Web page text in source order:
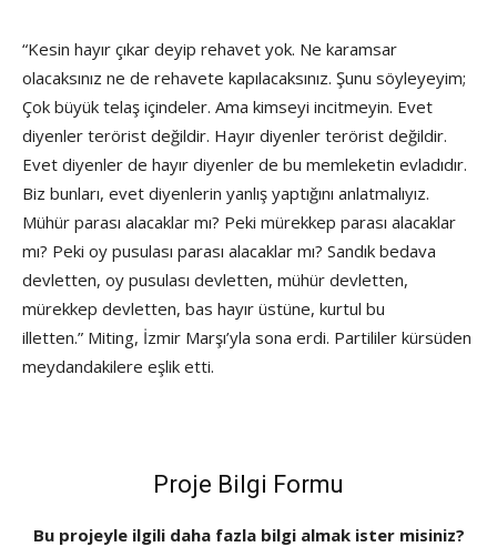
“Kesin hayır çıkar deyip rehavet yok. Ne karamsar
olacaksınız ne de rehavete kapılacaksınız. Şunu söyleyeyim;
Çok büyük telaş içindeler. Ama kimseyi incitmeyin. Evet
diyenler terörist değildir. Hayır diyenler terörist değildir.
Evet diyenler de hayır diyenler de bu memleketin evladıdır.
Biz bunları, evet diyenlerin yanlış yaptığını anlatmalıyız.
Mühür parası alacaklar mı? Peki mürekkep parası alacaklar
mı? Peki oy pusulası parası alacaklar mı? Sandık bedava
devletten, oy pusulası devletten, mühür devletten,
mürekkep devletten, bas hayır üstüne, kurtul bu
illetten.” Miting, İzmir Marşı’yla sona erdi. Partililer kürsüden
meydandakilere eşlik etti.
Proje Bilgi Formu
Bu projeyle ilgili daha fazla bilgi almak ister misiniz?